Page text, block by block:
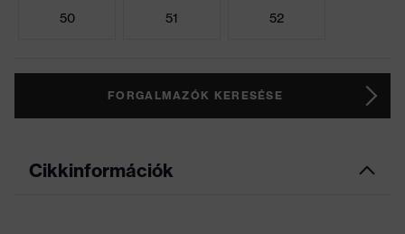
50 51 52
FORGALMAZÓK KERESÉSE
Cikkinformációk